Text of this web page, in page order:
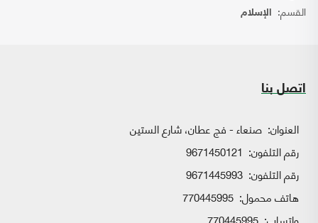
القسم: الإسلام
اتصل بنا
العنوان: صنعاء - فج عطان، شارع الستين
رقم التلفون: 9671450121
رقم التلفون: 9671445993
هاتف محمول: 770445995